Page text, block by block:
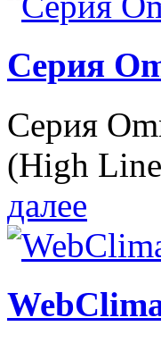
Серия
Серия
(High
далее